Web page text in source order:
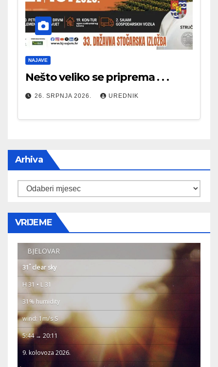
NAJAVE
Nešto veliko se priprema . . .
26. SRPNJA 2026. UREDNIK
Arhiva
Arhiva
VRIJEME
BJELOVAR
31° clear sky
H 31 • L 31
31% humidity
wind: 1m/s S
5:44 → 20:11
9. kolovoza 2026.